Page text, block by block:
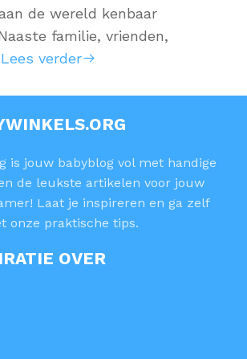
de wereld kenbaar
familie, vrienden,
Lees verder
is jouw babyblog vol met handige
de leukste artikelen voor jouw
Laat je inspireren en ga zelf
onze praktische tips.
OVER